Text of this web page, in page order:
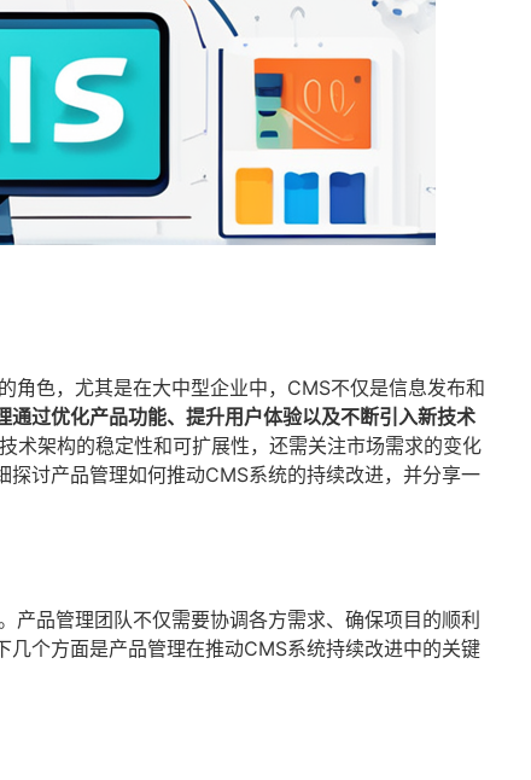
角色，尤其是在大中型企业中，CMS不仅是信息发布和
通过优化产品功能、提升用户体验以及不断引入新技术
术架构的稳定性和可扩展性，还需关注市场需求的变化
讨产品管理如何推动CMS系统的持续改进，并分享一
品管理团队不仅需要协调各方需求、确保项目的顺利
个方面是产品管理在推动CMS系统持续改进中的关键